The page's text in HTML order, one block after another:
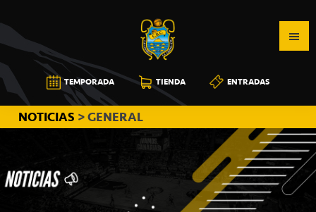
a
la
navegación
principal
al
contenido
principal
a
la
barra
lateral
principal
CB
CANARIAS
TEMPORADA TIENDA ENTRADAS
NOTICIAS > GENERAL